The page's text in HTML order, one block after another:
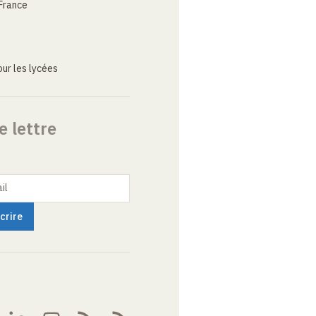
les lycées
lettre